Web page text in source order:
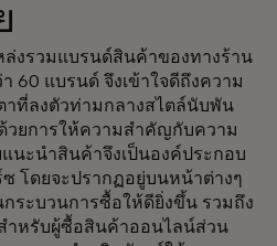
ล่งรวมแบรนด์สินค้าของทางร้าน
60 แบรนด์ จึงเข้าใจดีถึงความ
าที่ลงตัวท่ามกลางสไตล์นับพัน
ยการให้ความสำคัญกับความ
นะนำสินค้าจึงเป็นองค์ประกอบ
โดยจะปรากฏอยู่บนหน้าต่างๆ
ระบวนการซื้อให้ดียิ่งขึ้น รวมถึง
ำหรับผู้ซื้อสินค้าออนไลน์ส่วน